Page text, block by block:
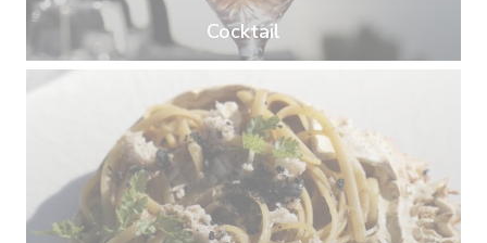
Cocktail